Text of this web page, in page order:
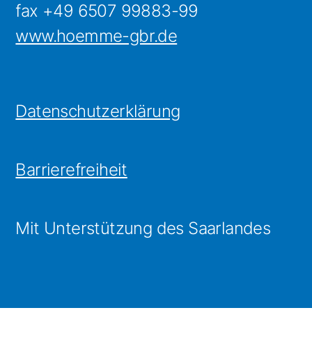
fax +49 6507 99883-99
www.hoemme-gbr.de
Datenschutzerklärung
Barrierefreiheit
Mit Unterstützung des Saarlandes